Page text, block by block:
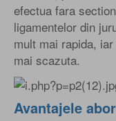
efectua fara
ligamentelor din
mult mai rapida,
mai scazuta.
Avantajele